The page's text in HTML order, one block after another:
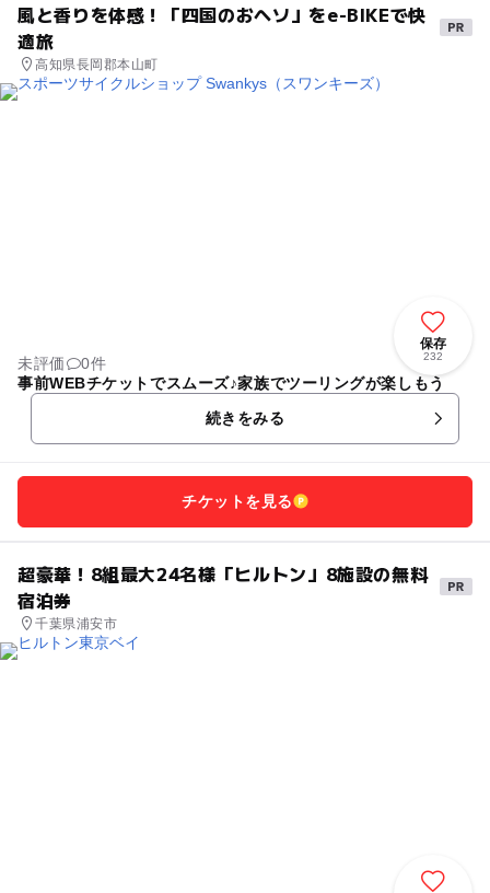
風と香りを体感！「四国のおヘソ」をe-BIKEで快
適旅
高知県長岡郡本山町
保存
232
未評価
0件
事前WEBチケットでスムーズ♪家族でツーリングが楽しもう
続きをみる
チケットを見る
超豪華！8組最大24名様「ヒルトン」8施設の無料
宿泊券
千葉県浦安市